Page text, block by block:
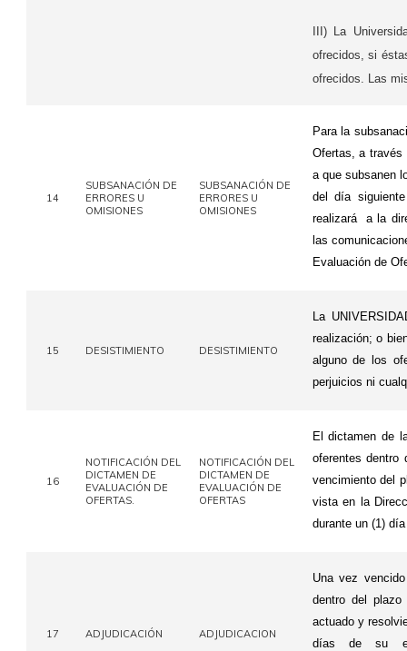
III) La
ofrecidos, si
ofrecidos. Las
14
SUBSANACIÓN DE
ERRORES U
OMISIONES
SUBSANACIÓN DE
ERRORES U
OMISIONES
Para la
Ofertas, a través
a que subsanen
del día
realizará a la
las
Evaluación de
15 DESISTIMIENTO DESISTIMIENTO
La
realización; o
alguno de los
perjuicios ni
16
NOTIFICACIÓN DEL
DICTAMEN DE
EVALUACIÓN DE
OFERTAS.
NOTIFICACIÓN DEL
DICTAMEN DE
EVALUACIÓN DE
OFERTAS
El dictamen de
oferentes
vencimiento del
vista en la
durante un (1)
17 ADJUDICACIÓN ADJUDICACION
Una vez
dentro del
actuado y
días de su